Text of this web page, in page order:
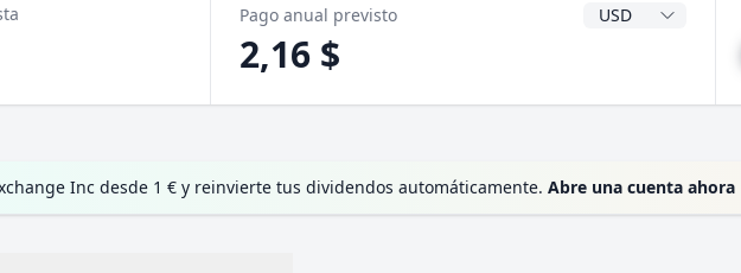
Pago anual previsto Divisa del dividendo
2,16 $
Inc desde 1 € y reinvierte tus dividendos automáticamente. Abre una cuenta ahora